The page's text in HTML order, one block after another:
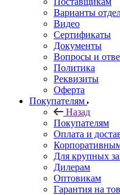
Варианты
Видео
Сертификаты
Документы
Вопросы и
Политика
Реквизиты
Оферта
Покупателям
Назад
Покупателям
Оплата и
Для крупных
Дилерам
Оптовикам
Гарантия на